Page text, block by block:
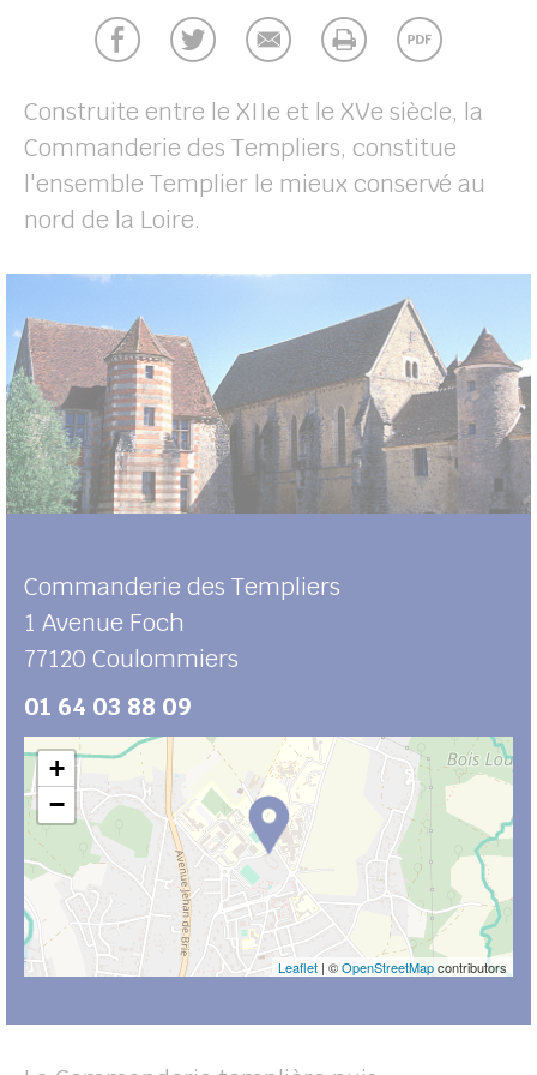
Construite entre le XIIe et le XVe siècle, la
Commanderie des Templiers, constitue
l'ensemble Templier le mieux conservé au
nord de la Loire.
Commanderie des Templiers
1 Avenue Foch
77120 Coulommiers
01 64 03 88 09
+
−
Leaflet | ©OpenStreetMapcontributors